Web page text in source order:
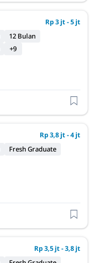
Rp 3 jt - 5 jt
12 Bulan
+9
Rp 3,8 jt - 4 jt
Fresh Graduate
Rp 3,5 jt - 3,8 jt